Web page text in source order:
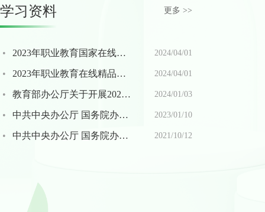
学习资料 更多 >>
· 2023年职业教育国家在线精品课程申报书 2024/04/01
· 2023年职业教育在线精品课程观测指标 2024/04/01
· 教育部办公厅关于开展2023年职业教育国家在线精品课程遴选工作的通知 2024/01/03
· 中共中央办公厅 国务院办公厅印发 《关于深化现代职业教育体系建设改革的意见》 2023/01/10
· 中共中央办公厅 国务院办公厅印发《关于推动现代职业教育高质量发展的意见》 2021/10/12